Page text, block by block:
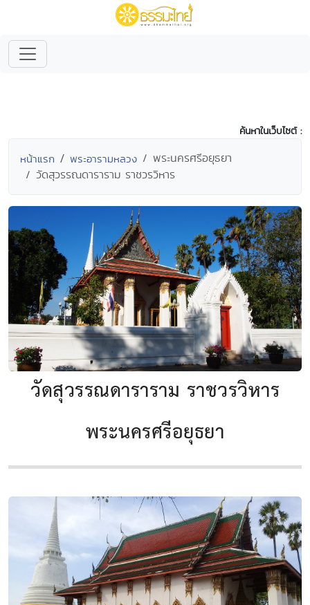
ค้นหาในเว็บไซต์ :
หน้าแรก พระอารามหลวง
พระนครศรีอยุธยา
วัดสุวรรณดาราราม ราชวรวิหาร
วัดสุวรรณดาราราม ราชวรวิหาร
พระนครศรีอยุธยา